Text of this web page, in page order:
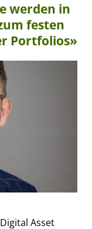
werden in
festen
Portfolios»
Asset